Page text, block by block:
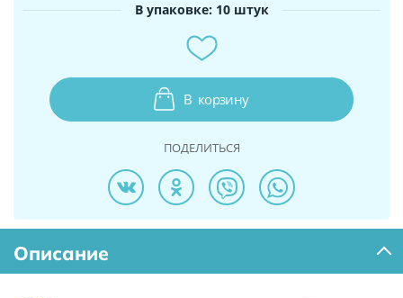
В упаковке: 10 штук
В корзину
ПОДЕЛИТЬСЯ
Описание